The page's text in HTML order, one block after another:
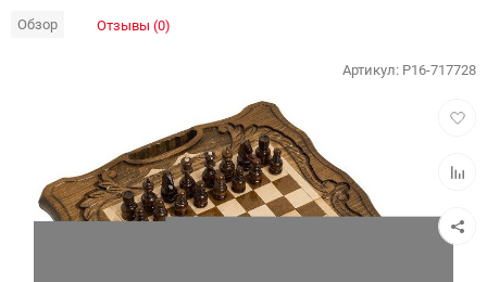
Обзор Отзывы (0)
Артикул: P16-717728